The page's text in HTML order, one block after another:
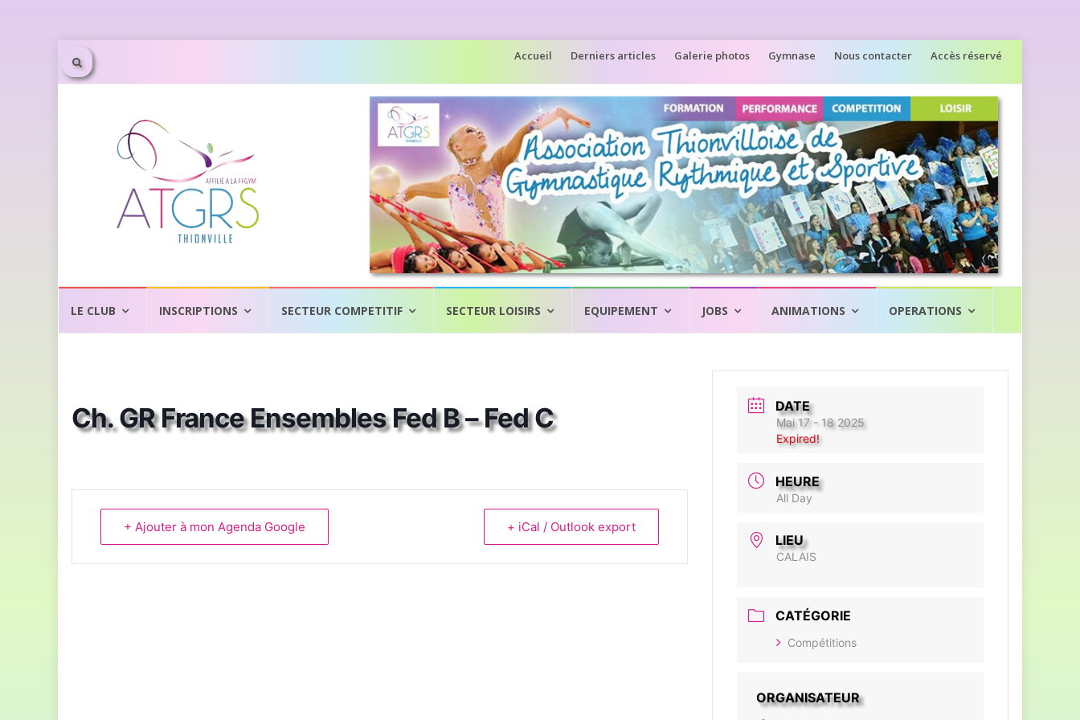
Aller
au
contenu
Accueil Derniers articles Galerie photos Gymnase Nous contacter Accès réservé
LE CLUB INSCRIPTIONS SECTEUR COMPETITIF SECTEUR LOISIRS EQUIPEMENT JOBS ANIMATIONS OPERATIONS
Ch. GR France Ensembles Fed B – Fed C
+ Ajouter à mon Agenda Google + iCal / Outlook export
DATE
Mai 17 - 18 2025
Expired!
HEURE
All Day
LIEU
CALAIS
CATÉGORIE
Compétitions
ORGANISATEUR